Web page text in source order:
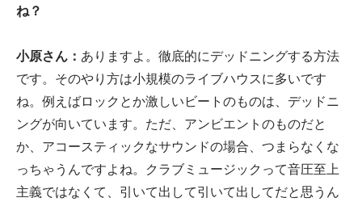
ね？
小原さん： ありますよ。徹底的にデッドニングする方法
です。そのやり方は小規模のライブハウスに多いです
ね。例えばロックとか激しいビートのものは、デッドニ
ングが向いています。ただ、アンビエントのものだと
か、アコースティックなサウンドの場合、つまらなくな
っちゃうんですよね。クラブミュージックって音圧至上
主義ではなくて、引いて出して引いて出してだと思うん